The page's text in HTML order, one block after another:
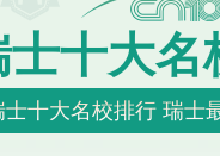
士十大名
士十大名校排行 瑞士